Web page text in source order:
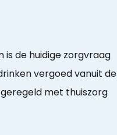
is de huidige zorgvraag
vergoed vanuit de
met thuiszorg